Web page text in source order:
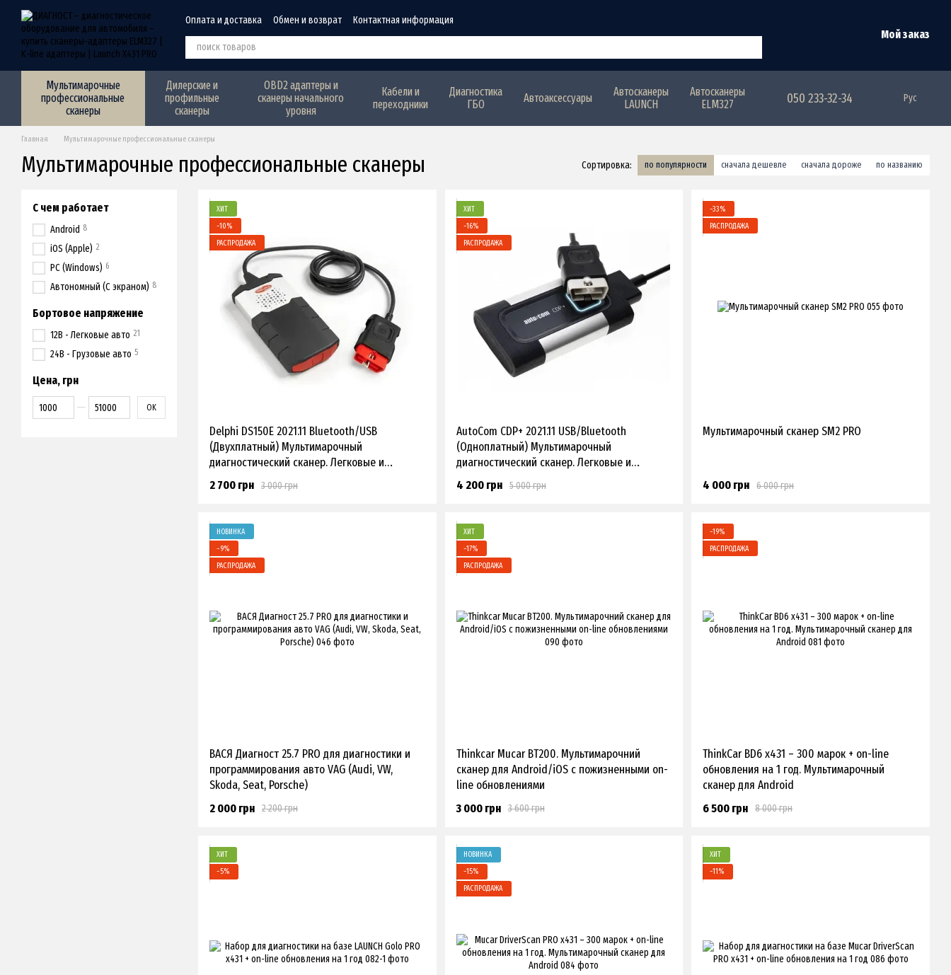
Перейти к основному контенту
Оплата и доставка Обмен и возврат Контактная информация
Мой заказ
Мультимарочные
профессиональные
сканеры
Дилерские и
профильные
сканеры
OBD2 адаптеры и
сканеры начального
уровня
Кабели и
переходники
Диагностика
ГБО
Автоаксессуары
Автосканеры
LAUNCH
Автосканеры
ELM327
050 233-32-34 Рус
Главная Мультимарочные профессиональные сканеры
Мультимарочные профессиональные сканеры Сортировка: по популярности сначала дешевле сначала дороже по названию
ХИТ
−10%
РАСПРОДАЖА
Delphi DS150E 2021.11 Bluetooth/USB
(Двухплатный) Мультимарочный
диагностический сканер. Легковые и
Грузовые
3 000 грн
2 700 грн
ХИТ
−16%
РАСПРОДАЖА
AutoCom CDP+ 2021.11 USB/Bluetooth
(Одноплатный) Мультимарочный
диагностический сканер. Легковые и
Грузовые
5 000 грн
4 200 грн
−33%
РАСПРОДАЖА
Мультимарочный сканер SM2 PRO
6 000 грн
4 000 грн
НОВИНКА
−9%
РАСПРОДАЖА
ВАСЯ Диагност 25.7 PRO для диагностики и
программирования авто VAG (Audi, VW,
Skoda, Seat, Porsche)
2 200 грн
2 000 грн
ХИТ
−17%
РАСПРОДАЖА
Thinkcar Mucar BT200. Мультимарочний
сканер для Android/iOS с пожизненными on-
line обновлениями
3 600 грн
3 000 грн
−19%
РАСПРОДАЖА
ThinkCar BD6 x431 – 300 марок + on-line
обновления на 1 год. Мультимарочный
сканер для Android
8 000 грн
6 500 грн
ХИТ
−5%
НОВИНКА
−15%
РАСПРОДАЖА
ХИТ
−11%
С чем работает
Android 8
iOS (Apple) 2
PC (Windows) 6
Автономный (С экраном) 8
Бортовое напряжение
12В - Легковые авто 21
24В - Грузовые авто 5
Цена, грн
От Цена, грн
До Цена, грн OK